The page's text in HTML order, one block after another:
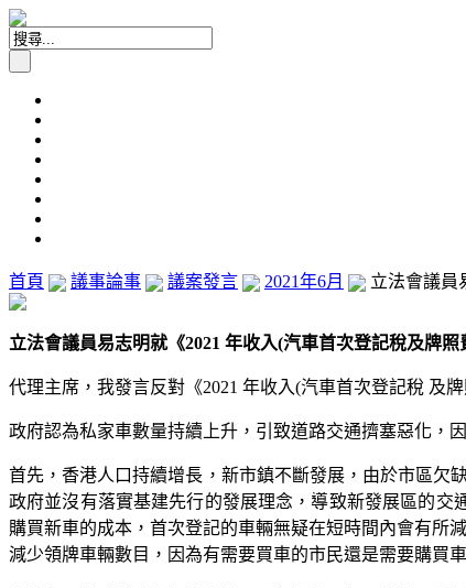
首頁 議事論事 議案發言 2021年6月 立法會議員
立法會議員易志明就《2021 年收入(汽車首次登記稅及牌
代理主席，我發言反對《2021 年收入(汽車首次登記稅 及
政府認為私家車數量持續上升，引致道路交通擠塞惡化，
首先，香港人口持續增長，新市鎮不斷發展，由於市區欠
政府並沒有落實基建先行的發展理念，導致新發展區的
購買新車的成本，首次登記的車輛無疑在短時間內會有所
減少領牌車輛數目，因為有需要買車的市民還是需要購買